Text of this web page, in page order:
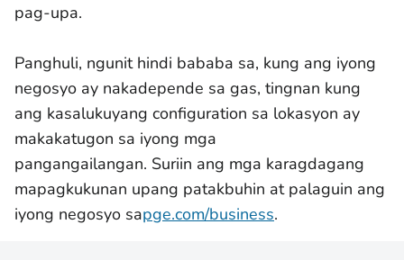
pag-upa.
Panghuli, ngunit hindi bababa sa, kung ang iyong
negosyo ay nakadepende sa gas, tingnan kung
ang kasalukuyang configuration sa lokasyon ay
makakatugon sa iyong mga
pangangailangan. Suriin ang mga karagdagang
mapagkukunan upang patakbuhin at palaguin ang
iyong negosyo sapge.com/business.